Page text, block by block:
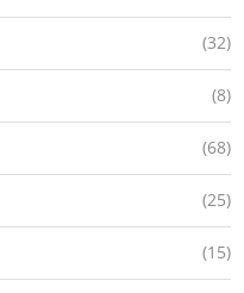
(32)
(8)
(68)
(25)
(15)